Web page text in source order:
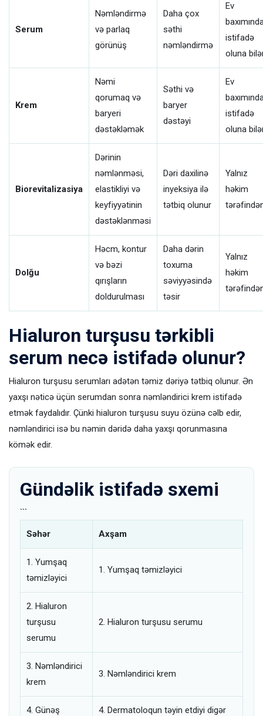
Serum
Nəmləndirmə
və parlaq
görünüş
Daha çox
səthi
nəmləndirmə
Ev
istifadə
oluna
Krem
Nəmi
qorumaq və
baryeri
dəstəkləmək
Səthi və
baryer
dəstəyi
Ev
istifadə
oluna
Biorevitalizasiya
Dərinin
nəmlənməsi,
elastikliyi və
keyfiyyətinin
dəstəklənməsi
Dəri daxilinə
inyeksiya ilə
tətbiq olunur
Yalnız
həkim
Dolğu
Həcm, kontur
və bəzi
qırışların
doldurulması
Daha dərin
toxuma
səviyyəsində
təsir
Yalnız
həkim
Hialuron turşusu tərkibli
serum necə istifadə olunur?
Hialuron turşusu serumları adətən təmiz dəriyə tətbiq olunur. Ən
yaxşı nəticə üçün serumdan sonra nəmləndirici krem istifadə
etmək faydalıdır. Çünki hialuron turşusu suyu özünə cəlb edir,
nəmləndirici isə bu nəmin dəridə daha yaxşı qorunmasına
kömək edir.
Gündəlik istifadə sxemi
```
Səhər Axşam
1. Yumşaq
təmizləyici
1. Yumşaq təmizləyici
2. Hialuron
turşusu
serumu
2. Hialuron turşusu serumu
3. Nəmləndirici
krem
3. Nəmləndirici krem
4. Günəş
4. Dermatoloqun təyin etdiyi digər